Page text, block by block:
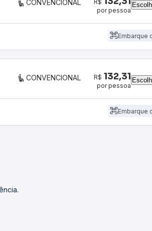
CONVENCIONAL R$
por pessoa
Embarque
CONVENCIONAL R$ 132,31
por pessoa
Embarque